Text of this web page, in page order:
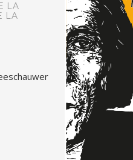
LA
LA